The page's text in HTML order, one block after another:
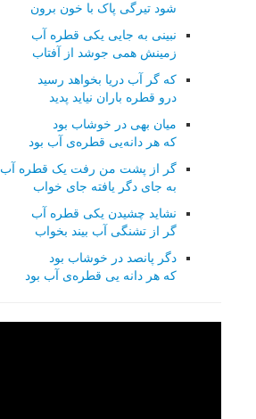
شود تیرگی پاک با خون برون
نبینی به جایی یکی قطره آب
زمینش همی جوشد از آفتاب
که گر آب دریا بخواهد رسید
درو قطره باران نیاید پدید
میان بهی در خوشاب بود
که هر دانه‌یی قطره‌ی آب بود
گر از پشت من رفت یک قطره آب
به جای دگر یافته جای خواب
نشاید چشیدن یکی قطره آب
گر از تشنگی آب بیند بخواب
دگر پانصد در خوشاب بود
که هر دانه یی قطره‌ی آب بود